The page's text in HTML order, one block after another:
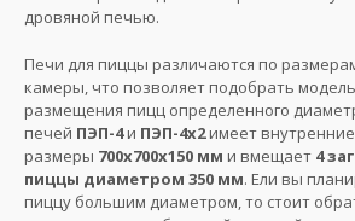
дровяной печью.
Печи для пиццы различаются по
камеры, что позволяет подобрать
размещения пицц определенного
печей ПЭП-4и ПЭП-4х2имеет внутренние
размеры 700x700x150 мм и вмещает 4
пиццы диаметром 350 мм. Ели вы
пиццу большим диаметром, то стоит